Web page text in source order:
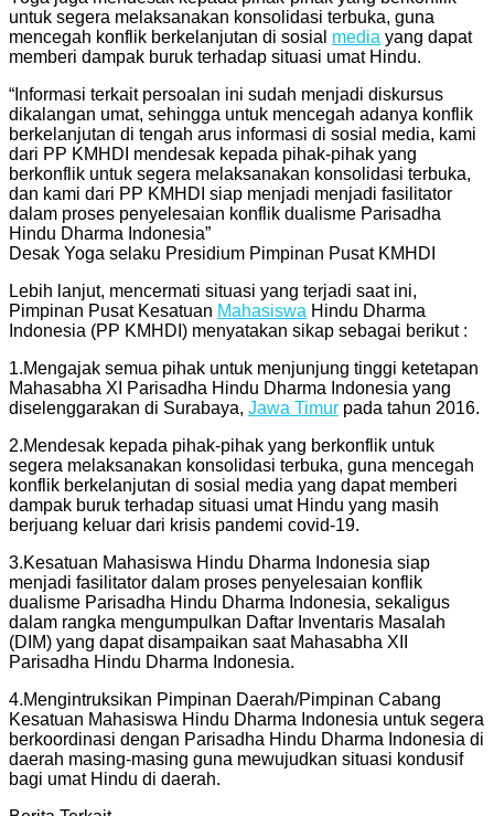
untuk segera melaksanakan konsolidasi terbuka, guna
mencegah konflik berkelanjutan di sosial media yang dapat
memberi dampak buruk terhadap situasi umat Hindu.
“Informasi terkait persoalan ini sudah menjadi diskursus
dikalangan umat, sehingga untuk mencegah adanya konflik
berkelanjutan di tengah arus informasi di sosial media, kami
dari PP KMHDI mendesak kepada pihak-pihak yang
berkonflik untuk segera melaksanakan konsolidasi terbuka,
dan kami dari PP KMHDI siap menjadi menjadi fasilitator
dalam proses penyelesaian konflik dualisme Parisadha
Hindu Dharma Indonesia”
Desak Yoga selaku Presidium Pimpinan Pusat KMHDI
Lebih lanjut, mencermati situasi yang terjadi saat ini,
Pimpinan Pusat Kesatuan Mahasiswa Hindu Dharma
Indonesia (PP KMHDI) menyatakan sikap sebagai berikut :
1.Mengajak semua pihak untuk menjunjung tinggi ketetapan
Mahasabha XI Parisadha Hindu Dharma Indonesia yang
diselenggarakan di Surabaya, Jawa Timur pada tahun 2016.
2.Mendesak kepada pihak-pihak yang berkonflik untuk
segera melaksanakan konsolidasi terbuka, guna mencegah
konflik berkelanjutan di sosial media yang dapat memberi
dampak buruk terhadap situasi umat Hindu yang masih
berjuang keluar dari krisis pandemi covid-19.
3.Kesatuan Mahasiswa Hindu Dharma Indonesia siap
menjadi fasilitator dalam proses penyelesaian konflik
dualisme Parisadha Hindu Dharma Indonesia, sekaligus
dalam rangka mengumpulkan Daftar Inventaris Masalah
(DIM) yang dapat disampaikan saat Mahasabha XII
Parisadha Hindu Dharma Indonesia.
4.Mengintruksikan Pimpinan Daerah/Pimpinan Cabang
Kesatuan Mahasiswa Hindu Dharma Indonesia untuk segera
berkoordinasi dengan Parisadha Hindu Dharma Indonesia di
daerah masing-masing guna mewujudkan situasi kondusif
bagi umat Hindu di daerah.